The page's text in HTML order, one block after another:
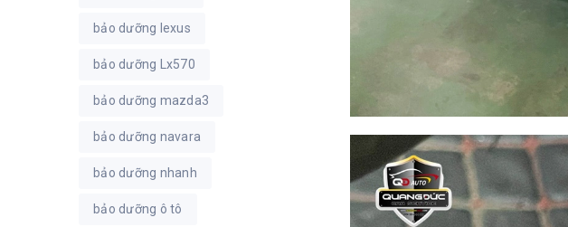
bảo dưỡng lexus
bảo dưỡng Lx570
bảo dưỡng mazda3
bảo dưỡng navara
bảo dưỡng nhanh
bảo dưỡng ô tô